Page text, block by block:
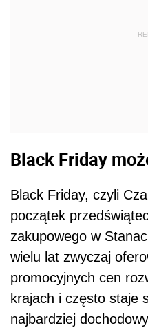
Black Friday
Black Friday, czyli
początek
zakupowego w
wielu lat zwyczaj
promocyjnych cen
krajach i często staje
najbardziej